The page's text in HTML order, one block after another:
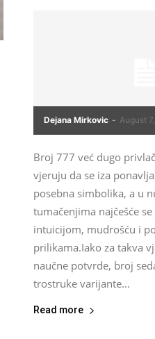
Dejana Mirkovic - August
Broj 777 već dugo
vjeruju da se iza
posebna simbolika, a u
tumačenjima najčešće
intuicijom, mudrošću i
prilikama.Iako za takva
naučne potvrde, broj
trostruke varijante...
Read more